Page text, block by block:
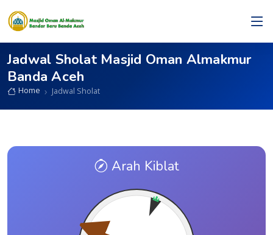
Home Jadwal Sholat
Jadwal Sholat Masjid Oman Almakmur
Banda Aceh
KOTA BANDA ACEH, ACEH
Arah Kiblat
N
E